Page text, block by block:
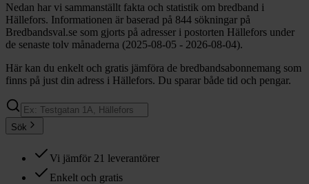
Nedan har vi sammanställt fakta och statistik om bredband i
Hällefors. Informationen är baserad på 844 sökningar på
Bredbandsval.se som gjorts på adresser i postorten Hällefors under
de senaste tolv månaderna (2025-08-05 - 2026-08-04).
Här kan du enkelt och gratis jämföra de bredbandsabonnemang som
finns på just din adress i Hällefors. Du sparar både tid och pengar.
Sök
Vi jämför 21 leverantörer
Enkelt och gratis